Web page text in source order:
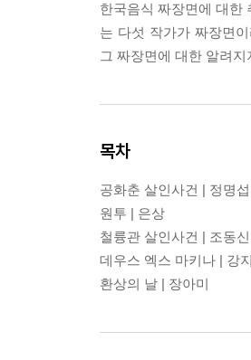
한국음식 짜장면에 대한
는 다섯 작가가 짜장면
그 짜장면에 대한 알려
목차
공화춘 살인사건 | 정명섭
원투 | 은상
철륭관 살인사건 | 조동신
데우스 엑스 마키나 | 강
환상의 날 | 장아미